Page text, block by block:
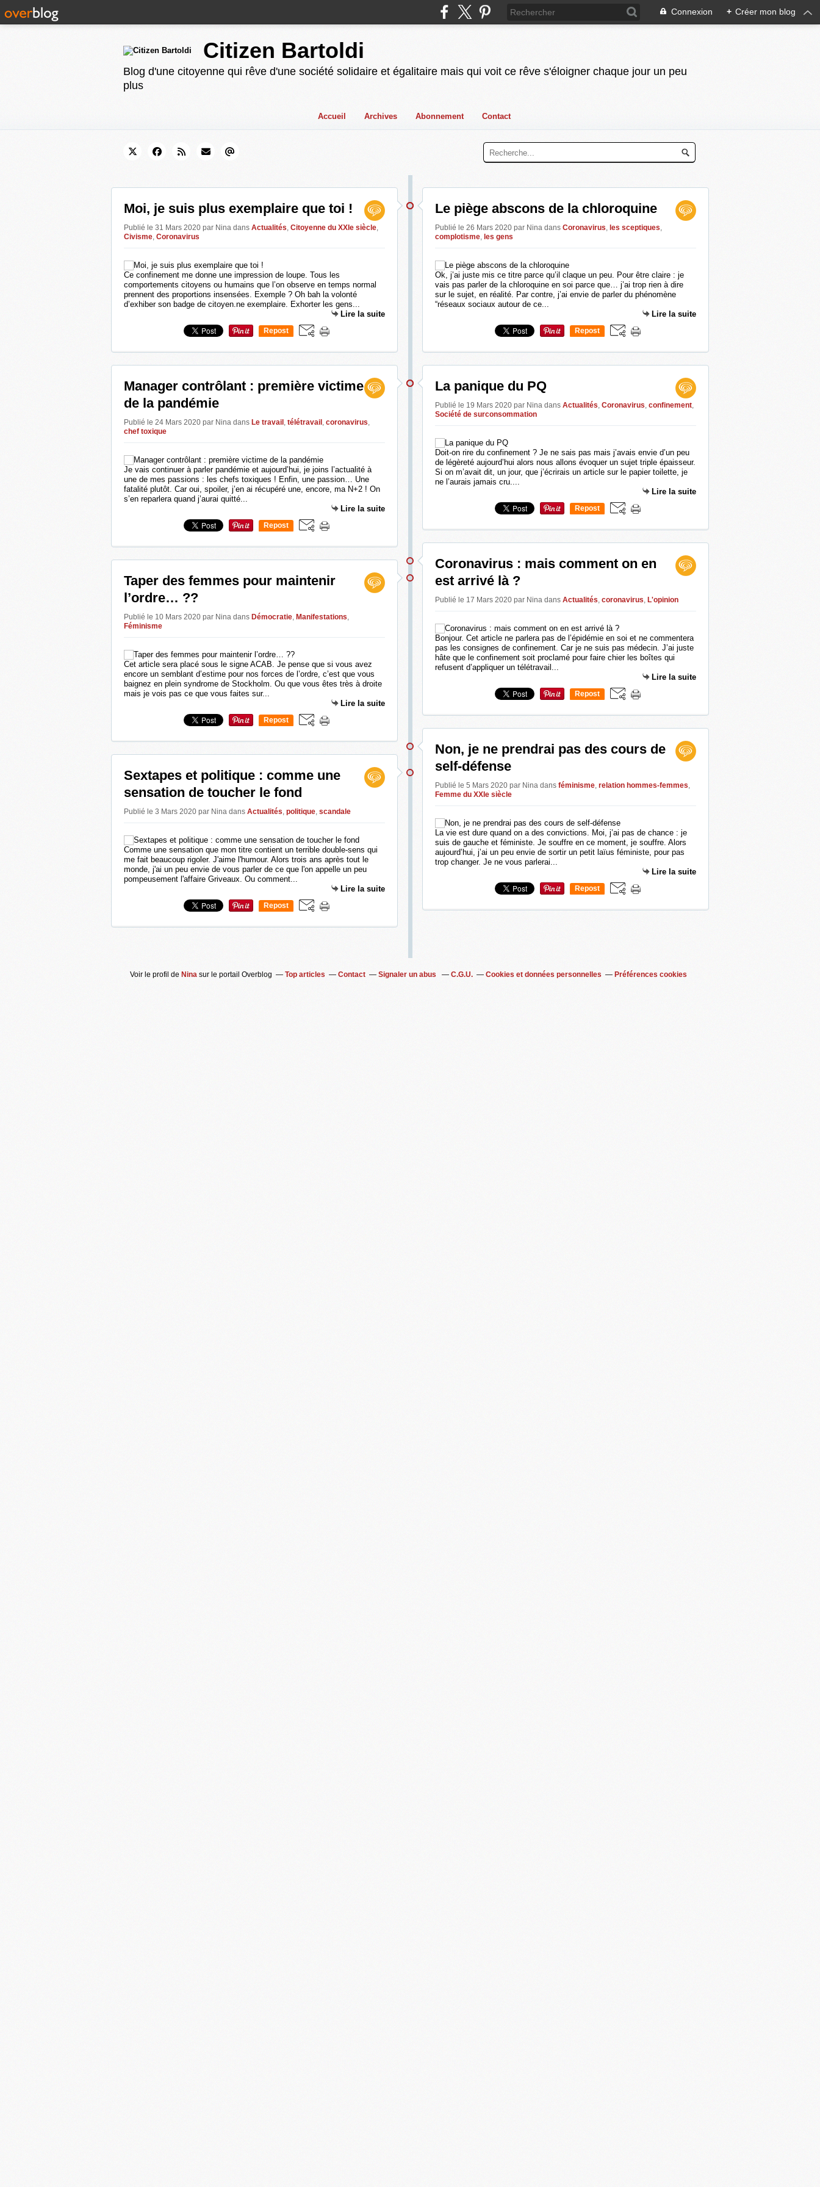
Connexion + Créer mon blog
Citizen Bartoldi
Blog d'une citoyenne qui rêve d'une société solidaire et égalitaire mais qui voit ce rêve s'éloigner chaque jour un peu
plus
Accueil Archives Abonnement Contact
Moi, je suis plus exemplaire que toi !
Publié le 31 Mars 2020 par Nina dans Actualités, Citoyenne du XXIe siècle,
Civisme, Coronavirus
Ce confinement me donne une impression de loupe. Tous les
comportements citoyens ou humains que l’on observe en temps normal
prennent des proportions insensées. Exemple ? Oh bah la volonté
d’exhiber son badge de citoyen.ne exemplaire. Exhorter les gens...
Lire la suite
Repost
Manager contrôlant : première victime
de la pandémie
Publié le 24 Mars 2020 par Nina dans Le travail , télétravail , coronavirus,
chef toxique
Je vais continuer à parler pandémie et aujourd’hui, je joins l’actualité à
une de mes passions : les chefs toxiques ! Enfin, une passion… Une
fatalité plutôt. Car oui, spoiler, j’en ai récupéré une, encore, ma N+2 ! On
s’en reparlera quand j’aurai quitté...
Lire la suite
Repost
Taper des femmes pour maintenir
l’ordre… ??
Publié le 10 Mars 2020 par Nina dans Démocratie, Manifestations,
Féminisme
Cet article sera placé sous le signe ACAB. Je pense que si vous avez
encore un semblant d’estime pour nos forces de l’ordre, c’est que vous
baignez en plein syndrome de Stockholm. Ou que vous êtes très à droite
mais je vois pas ce que vous faites sur...
Lire la suite
Repost
Sextapes et politique : comme une
sensation de toucher le fond
Publié le 3 Mars 2020 par Nina dans Actualités, politique, scandale
Comme une sensation que mon titre contient un terrible double-sens qui
me fait beaucoup rigoler. J'aime l'humour. Alors trois ans après tout le
monde, j'ai un peu envie de vous parler de ce que l'on appelle un peu
pompeusement l'affaire Griveaux. Ou comment...
Lire la suite
Repost
Le piège abscons de la chloroquine
Publié le 26 Mars 2020 par Nina dans Coronavirus, les sceptiques,
complotisme, les gens
Ok, j’ai juste mis ce titre parce qu’il claque un peu. Pour être claire : je
vais pas parler de la chloroquine en soi parce que… j’ai trop rien à dire
sur le sujet, en réalité. Par contre, j’ai envie de parler du phénomène
“réseaux sociaux autour de ce...
Lire la suite
Repost
La panique du PQ
Publié le 19 Mars 2020 par Nina dans Actualités, Coronavirus, confinement,
Société de surconsommation
Doit-on rire du confinement ? Je ne sais pas mais j’avais envie d’un peu
de légèreté aujourd’hui alors nous allons évoquer un sujet triple épaisseur.
Si on m’avait dit, un jour, que j’écrirais un article sur le papier toilette, je
ne l’aurais jamais cru....
Lire la suite
Repost
Coronavirus : mais comment on en
est arrivé là ?
Publié le 17 Mars 2020 par Nina dans Actualités, coronavirus, L'opinion
Bonjour. Cet article ne parlera pas de l’épidémie en soi et ne commentera
pas les consignes de confinement. Car je ne suis pas médecin. J’ai juste
hâte que le confinement soit proclamé pour faire chier les boîtes qui
refusent d’appliquer un télétravail...
Lire la suite
Repost
Non, je ne prendrai pas des cours de
self-défense
Publié le 5 Mars 2020 par Nina dans féminisme, relation hommes-femmes,
Femme du XXIe siècle
La vie est dure quand on a des convictions. Moi, j’ai pas de chance : je
suis de gauche et féministe. Je souffre en ce moment, je souffre. Alors
aujourd’hui, j’ai un peu envie de sortir un petit laïus féministe, pour pas
trop changer. Je ne vous parlerai...
Lire la suite
Repost
Voir le profil de Ninasur le portail Overblog Top articles Contact Signaler un abus C.G.U. Cookies et données personnelles Préférences cookies